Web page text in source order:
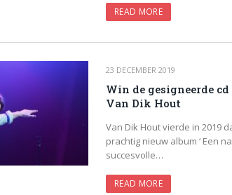
READ MORE
23 DECEMBER 2019
Win de gesigneerde
Van Dik Hout
Van Dik Hout vierde in 2019
prachtig nieuw album ‘ Een
succesvolle…
READ MORE